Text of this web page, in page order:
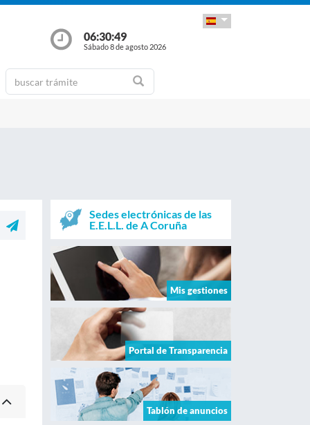
06:30:50
Sábado 8 de agosto 2026
Sedes electrónicas de las
E.E.L.L. de A Coruña
Mis gestiones
Portal de Transparencia
Tablón de anuncios